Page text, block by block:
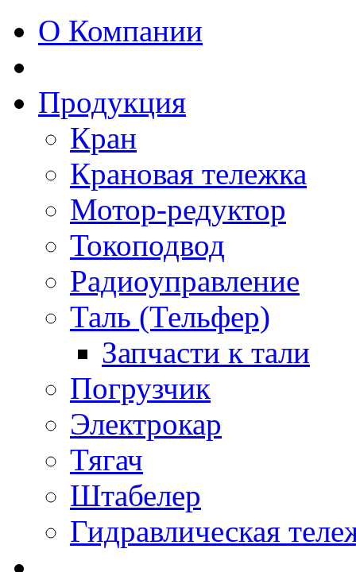
О Компании
Продукция
Кран
Крановая тележка
Мотор-редуктор
Токоподвод
Радиоуправление
Таль (Тельфер)
Запчасти к тали
Погрузчик
Электрокар
Тягач
Штабелер
Гидравлическая